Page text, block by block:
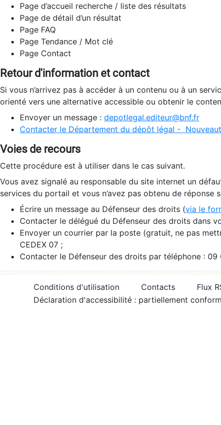
Page d’accueil recherche / liste des résultats
Page de détail d’un résultat
Page FAQ
Page Tendance / Mot clé
Page Contact
Retour d'information et contact
Si vous n’arrivez pas à accéder à un contenu ou à un
orienté vers une alternative accessible ou obtenir le
Envoyer un message : depotlegal.editeur@bnf.fr
Contacter le Département du dépôt légal -
Voies de recours
Cette procédure est à utiliser dans le cas suivant.
Vous avez signalé au responsable du site internet un
services du portail et vous n’avez pas obtenu de réponse
Écrire un message au Défenseur des droits (via le
Contacter le délégué du Défenseur des droits dans
Envoyer un courrier par la poste (gratuit, ne pas
CEDEX 07 ;
Contacter le Défenseur des droits par téléphone :
Conditions d'utilisation Contacts
Flux
Déclaration d'accessibilité : partiellement